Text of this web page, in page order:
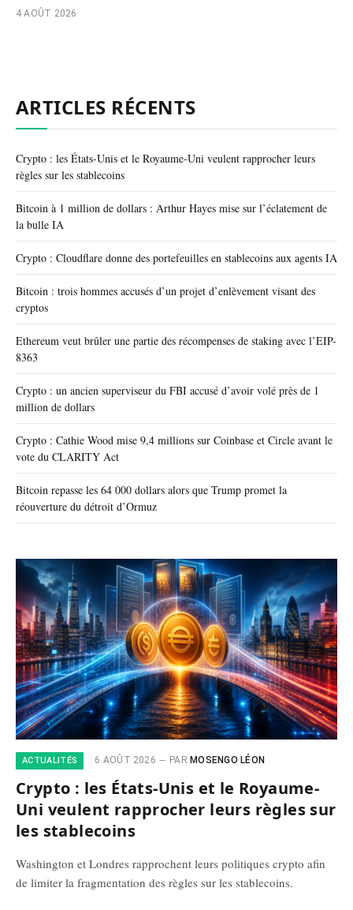
4 AOÛT 2026
ARTICLES RÉCENTS
Crypto : les États-Unis et le Royaume-Uni veulent rapprocher leurs
règles sur les stablecoins
Bitcoin à 1 million de dollars : Arthur Hayes mise sur l’éclatement de
la bulle IA
Crypto : Cloudflare donne des portefeuilles en stablecoins aux agents IA
Bitcoin : trois hommes accusés d’un projet d’enlèvement visant des
cryptos
Ethereum veut brûler une partie des récompenses de staking avec l’EIP-
8363
Crypto : un ancien superviseur du FBI accusé d’avoir volé près de 1
million de dollars
Crypto : Cathie Wood mise 9,4 millions sur Coinbase et Circle avant le
vote du CLARITY Act
Bitcoin repasse les 64 000 dollars alors que Trump promet la
réouverture du détroit d’Ormuz
ACTUALITÉS 6 AOÛT 2026 PAR MOSENGO LÉON
Crypto : les États-Unis et le Royaume-
Uni veulent rapprocher leurs règles sur
les stablecoins
Washington et Londres rapprochent leurs politiques crypto afin
de limiter la fragmentation des règles sur les stablecoins.